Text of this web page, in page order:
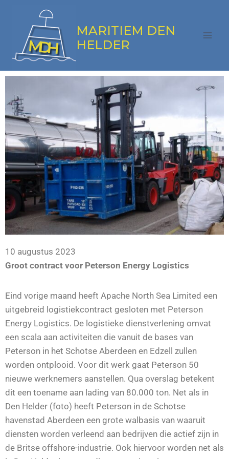
MARITIEM DEN
HELDER
10 augustus 2023
Groot contract voor Peterson Energy Logistics
Eind vorige maand heeft Apache North Sea Limited een
uitgebreid logistiekcontract gesloten met Peterson
Energy Logistics. De logistieke dienstverlening omvat
een scala aan activiteiten die vanuit de bases van
Peterson in het Schotse Aberdeen en Edzell zullen
worden ontplooid. Voor dit werk gaat Peterson 50
nieuwe werknemers aanstellen. Qua overslag betekent
dit een toename aan lading van 80.000 ton. Net als in
Den Helder (foto) heeft Peterson in de Schotse
havenstad Aberdeen een grote walbasis van waaruit
diensten worden verleend aan bedrijven die actief zijn in
de Britse offshore-industrie. Ook hiervoor worden net als